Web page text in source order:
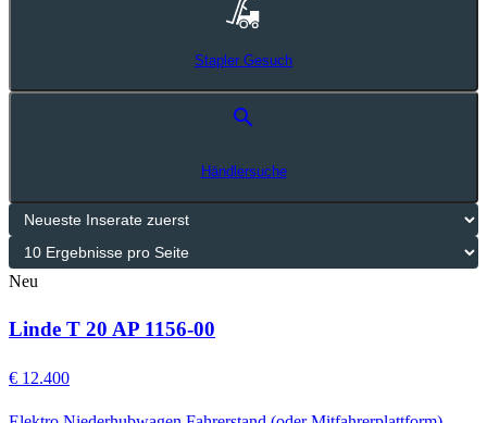
Stapler Gesuch
search
Händlersuche
Neu
Linde T 20 AP 1156-00
€ 12.400